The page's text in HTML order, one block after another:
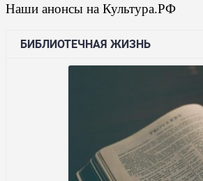
Наши анонсы на Культура.РФ